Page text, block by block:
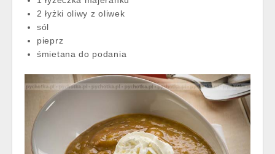
2 łyżki oliwy z oliwek
sól
pieprz
śmietana do podania